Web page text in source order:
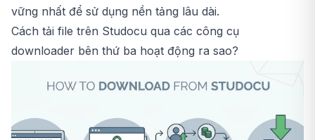
vững nhất để sử dụng nền tảng lâu dài.
Cách tải file trên Studocu qua các công cụ
downloader bên thứ ba hoạt động ra sao?